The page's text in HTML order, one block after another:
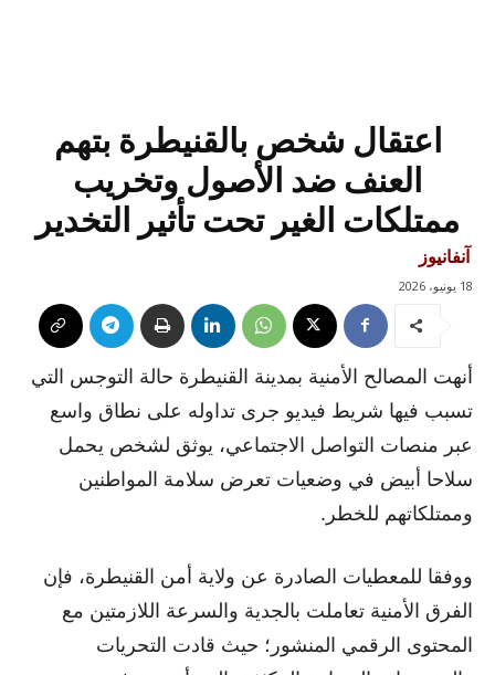
اعتقال شخص بالقنيطرة بتهم
العنف ضد الأصول وتخريب
ممتلكات الغير تحت تأثير التخدير
آنفانيوز
18 يونيو، 2026
أنهت المصالح الأمنية بمدينة القنيطرة حالة التوجس التي
تسبب فيها شريط فيديو جرى تداوله على نطاق واسع
عبر منصات التواصل الاجتماعي، يوثق لشخص يحمل
سلاحا أبيض في وضعيات تعرض سلامة المواطنين
وممتلكاتهم للخطر.
ووفقا للمعطيات الصادرة عن ولاية أمن القنيطرة، فإن
الفرق الأمنية تعاملت بالجدية والسرعة اللازمتين مع
المحتوى الرقمي المنشور؛ حيث قادت التحريات